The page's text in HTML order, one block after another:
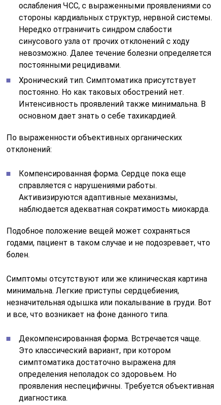
ослабления ЧСС, с выраженными проявлениями со
стороны кардиальных структур, нервной системы.
Нередко отграничить синдром слабости
синусового узла от прочих отклонений с ходу
невозможно. Далее течение болезни определяется
постоянными рецидивами.
Хронический тип. Симптоматика присутствует
постоянно. Но как таковых обострений нет.
Интенсивность проявлений также минимальна. В
основном дает знать о себе тахикардией.
По выраженности объективных органических
отклонений:
Компенсированная форма. Сердце пока еще
справляется с нарушениями работы.
Активизируются адаптивные механизмы,
наблюдается адекватная сократимость миокарда.
Подобное положение вещей может сохраняться
годами, пациент в таком случае и не подозревает, что
болен.
Симптомы отсутствуют или же клиническая картина
минимальна. Легкие приступы сердцебиения,
незначительная одышка или покалывание в груди. Вот
и все, что возникает на фоне данного типа.
Декомпенсированная форма. Встречается чаще.
Это классический вариант, при котором
симптоматика достаточно выражена для
определения неполадок со здоровьем. Но
проявления неспецифичны. Требуется объективная
диагностика.